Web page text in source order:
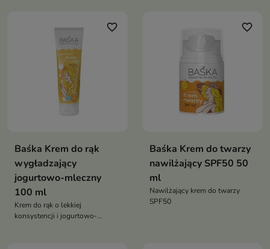
favorite_border
Baśka Krem do rąk
wygładzający
jogurtowo-mleczny
100 ml
Krem do rąk o lekkiej
konsystencji i jogurtowo-
favorite_border
Baśka Krem do twarzy
nawilżający SPF50 50
ml
Nawilżający krem do twarzy
SPF50